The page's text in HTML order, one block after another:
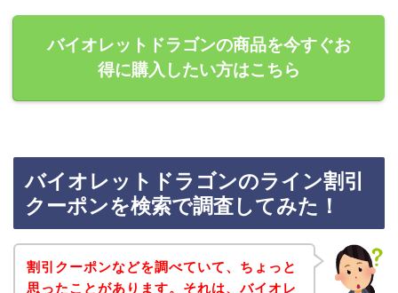
バイオレットドラゴンの商品を今すぐお
得に購入したい方はこちら
バイオレットドラゴンのライン割引
クーポンを検索で調査してみた！
割引クーポンなどを調べていて、ちょっと
思ったことがあります。それは、バイオレ